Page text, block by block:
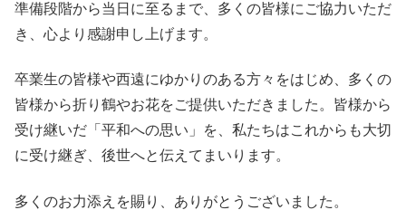
準備段階から当日に至るまで、多くの皆様にご協力いただ
き、心より感謝申し上げます。
卒業生の皆様や西遠にゆかりのある方々をはじめ、多くの
皆様から折り鶴やお花をご提供いただきました。皆様から
受け継いだ「平和への思い」を、私たちはこれからも大切
に受け継ぎ、後世へと伝えてまいります。
多くのお力添えを賜り、ありがとうございました。